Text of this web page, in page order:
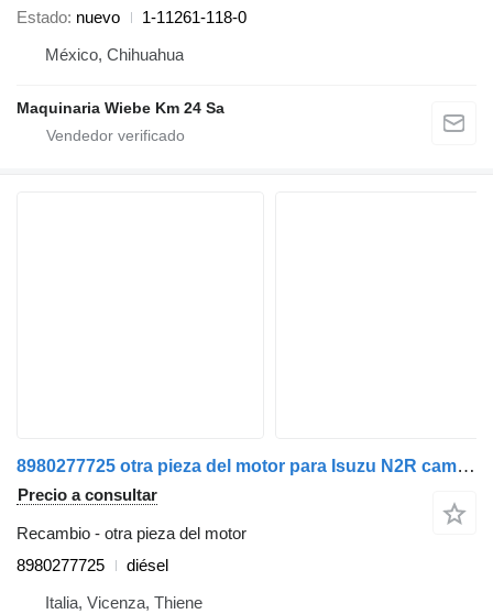
Estado nuevo
1-11261-118-0
México, Chihuahua
Maquinaria Wiebe Km 24 Sa
8980277725 otra pieza del motor para Isuzu N2R camión
Precio a consultar
Recambio - otra pieza del motor
8980277725
diésel
Italia, Vicenza, Thiene